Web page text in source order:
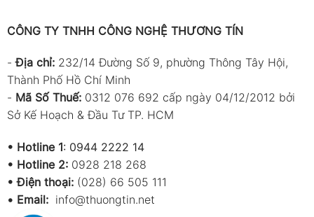
CÔNG TY TNHH CÔNG NGHỆ THƯƠNG TÍN
-Địa chỉ: 232/14 Đường Số 9, phường Thông Tây Hội,
Thành Phố Hồ Chí Minh
- Mã Số Thuế: 0312 076 692 cấp ngày 04/12/2012 bởi
Sở Kế Hoạch & Đầu Tư TP. HCM
• Hotline 1: 0944 2222 14
• Hotline 2: 0928 218 268
• Điện thoại: (028) 66 505 111
• Email: info@thuongtin.net